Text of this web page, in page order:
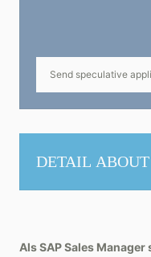
Send speculative
DETAIL
Als SAP Sales